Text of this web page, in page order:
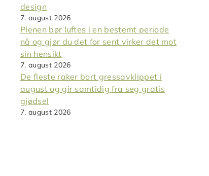
design
7. august 2026
Plenen bør luftes i en bestemt periode
nå og gjør du det for sent virker det mot
sin hensikt
7. august 2026
De fleste raker bort gressavklippet i
august og gir samtidig fra seg gratis
gjødsel
7. august 2026